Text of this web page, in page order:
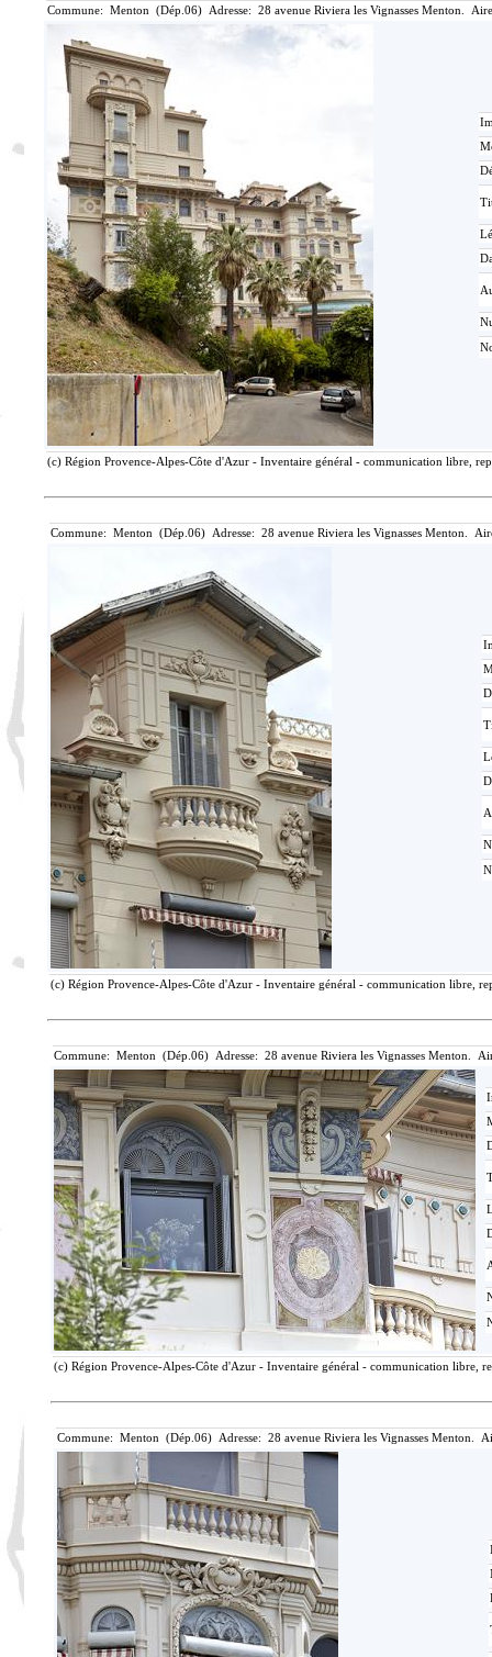
Commune: Menton (Dép.06) Adresse: 28 avenue Riviera les Vignasses Menton.
(c) Région Provence-Alpes-Côte d'Azur - Inventaire général - communication libre,
Commune: Menton (Dép.06) Adresse: 28 avenue Riviera les Vignasses Menton.
(c) Région Provence-Alpes-Côte d'Azur - Inventaire général - communication libre,
Commune: Menton (Dép.06) Adresse: 28 avenue Riviera les Vignasses Menton.
(c) Région Provence-Alpes-Côte d'Azur - Inventaire général - communication libre,
Commune: Menton (Dép.06) Adresse: 28 avenue Riviera les Vignasses Menton.